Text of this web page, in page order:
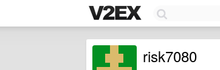
risk7080